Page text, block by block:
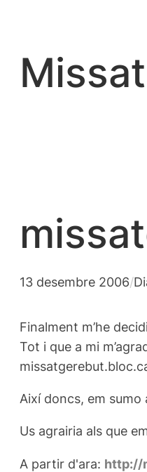
contingut
13 desembre 2006/
Finalment m’he
Tot i que a mi
Així doncs, em sumo
Us agrairia als que
A partir d'ara: http://